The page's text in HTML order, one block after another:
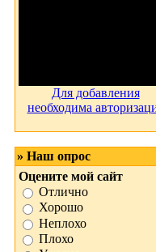
Для добавления
необходима
» Наш опрос
Оцените мой сайт
Отлично
Хорошо
Неплохо
Плохо